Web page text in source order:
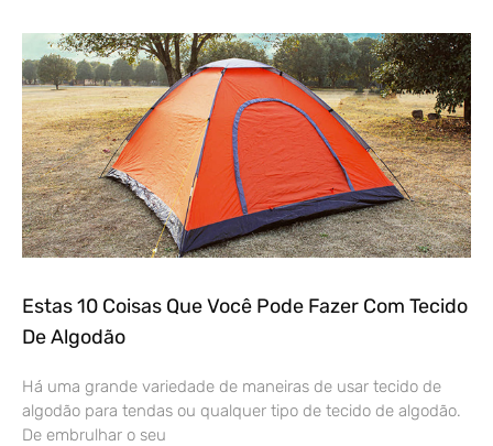
Estas 10 Coisas Que Você Pode Fazer Com Tecido
De Algodão
Há uma grande variedade de maneiras de usar tecido de
algodão para tendas ou qualquer tipo de tecido de algodão.
De embrulhar o seu